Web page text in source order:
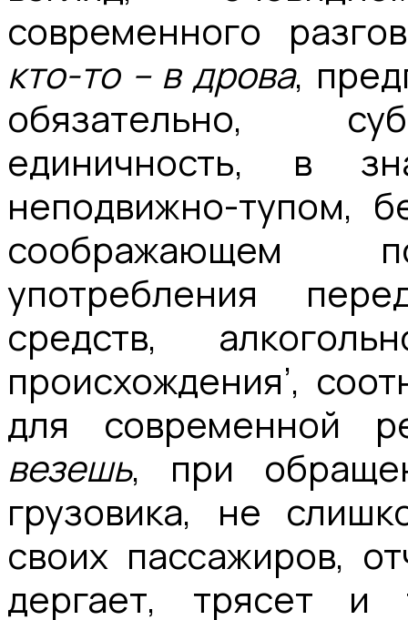
современного
кто-то – в дрова,
обязательно,
единичность, в
неподвижно-тупом,
соображающем
употребления
средств,
происхождения’,
для современной
везешь, при
грузовика, не
своих пассажиров,
дергает, трясет и